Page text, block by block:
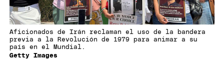
Getty Images
Aficionados de Irán reclaman el uso de la bandera
previa a la Revolución de 1979 para animar a su
país en el Mundial.